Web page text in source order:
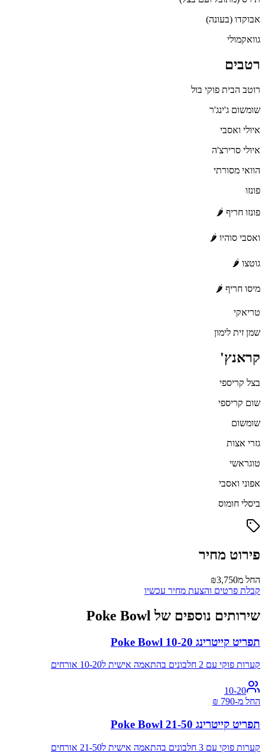
אבוקדו (בעונה)
גוואקמולי
רטבים
רוטב הבית פוקי בול
שומשום ג'ינג'ר
איולי ואסבי
איולי סרירצ'ה
הוואי מסורתי
פונזו
פונזו חריף 🌶
ואסבי סוהיו 🌶
גוטצו 🌶
מיסו חריף 🌶
טריאקי
שמן זית לימון
קראנץ'
בצל קריספי
שום קריספי
שומשום
גזרי אצות
טוגראשי
אפוני ואסבי
ביסלי חומוס
פירוט מחיר
החל מ₪3,750
קבלת פרטים והצעת מחיר עכשיו
שירותים נוספים של Poke Bowl
תפריט קייטרינג Poke Bowl 10-20
קערות פוקי עם 2 חלבונים בהתאמה אישית ל10-20 אורחים
10-20
החל מ-790
₪
תפריט קייטרינג Poke Bowl 21-50
קערות פוקי עם 3 חלבונים בהתאמה אישית ל21-50 אורחים